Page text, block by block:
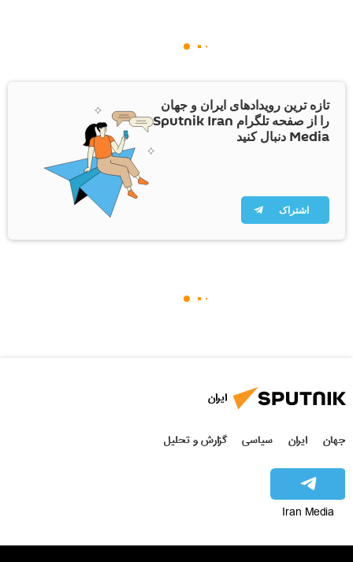
تازه ترین رویدادهای ایران و جهان
را از صفحه تلگرام Sputnik Iran
Media دنبال کنید
اشتراک
ایران
جهان ایران سیاسی گزارش و تحلیل
Iran Media